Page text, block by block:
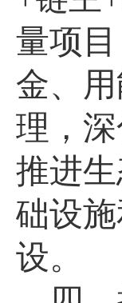
量项
金、
理，
推进
础设
设。